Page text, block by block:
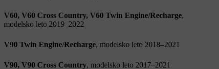
V60, V60 Cross Country, V60 Twin Engine/Recharge,
modelsko leto 2019–2022
V90 Twin Engine/Recharge, modelsko leto 2018–2021
V90, V90 Cross Country, modelsko leto 2017–2021